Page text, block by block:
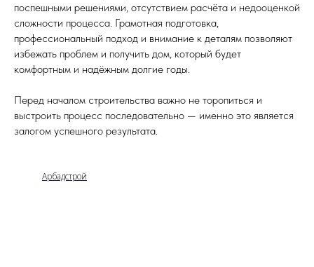
поспешными решениями, отсутствием расчёта и недооценкой
сложности процесса. Грамотная подготовка,
профессиональный подход и внимание к деталям позволяют
избежать проблем и получить дом, который будет
комфортным и надёжным долгие годы.
Перед началом строительства важно не торопиться и
выстроить процесс последовательно — именно это является
залогом успешного результата.
Арбадстрой